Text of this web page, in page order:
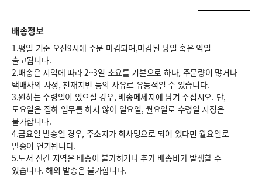
배송정보
1.평일 기준 오전9시에 주문 마감되며,마감된 당일 혹은 익일
출고됩니다.
2.배송은 지역에 따라 2~3일 소요를 기본으로 하나, 주문량이 많거나
택배사의 사정, 천재지변 등의 사유로 유동적일 수 있습니다.
3.원하는 수령일이 있으실 경우, 배송메세지에 남겨 주십시오. 단,
토요일은 집하 업무를 하지 않아 일요일, 월요일로 수령일 지정은
불가합니다.
4.금요일 발송일 경우, 주소지가 회사명으로 되어 있다면 월요일로
발송이 연기됩니다.
5.도서 산간 지역은 배송이 불가하거나 추가 배송비가 발생할 수
있습니다. 해외 발송은 불가합니다.